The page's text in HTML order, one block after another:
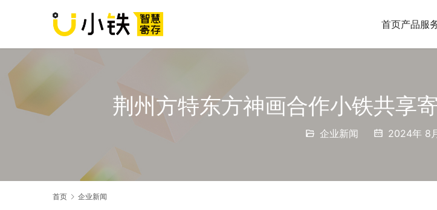
首页产品服
荆州方特东方神画合作小铁共享
企业新闻 2024年 8
首页 企业新闻